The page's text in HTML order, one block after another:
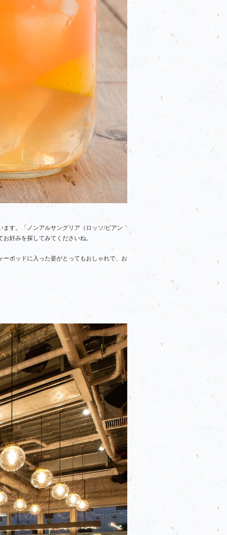
す。「ノンアルサングリア（ロッソ/ビアン
好みを探してみてくださいね。
ポッドに入った姿がとってもおしゃれで、お